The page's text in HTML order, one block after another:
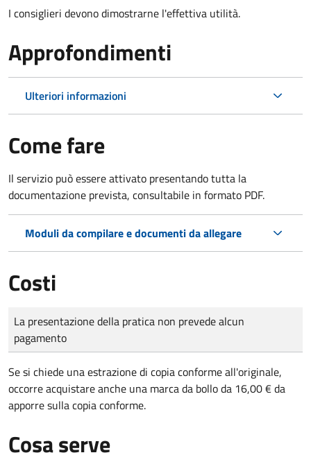
I consiglieri devono dimostrarne l'effettiva utilità.
Approfondimenti
Ulteriori informazioni
Come fare
Il servizio può essere attivato presentando tutta la
documentazione prevista, consultabile in formato PDF.
Moduli da compilare e documenti da allegare
Costi
Tipo di pagamento
Importo
La presentazione della pratica non prevede alcun
pagamento
Se si chiede una estrazione di copia conforme all'originale,
occorre acquistare anche una marca da bollo da 16,00 € da
apporre sulla copia conforme.
Cosa serve